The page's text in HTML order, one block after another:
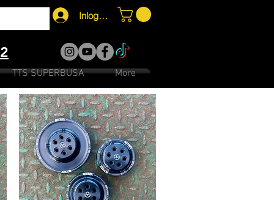
Inloggen
TTS SUPERBUSA More